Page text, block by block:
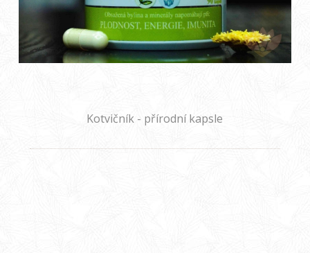
Kotvičník - přírodní kapsle